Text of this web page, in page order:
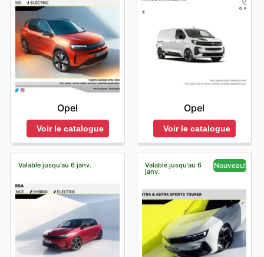
Opel
Voir le catalogue
Opel
Voir le catalogue
Valable jusqu'au 6 janv. Valable jusqu'au 6
janv.
Nouveau!